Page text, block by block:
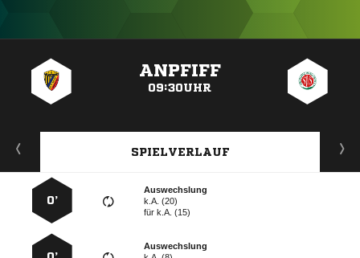
ANPFIFF
09:30UHR
SPIELVERLAUF
Auswechslung
k.A. (20)
fürk.A. (15)
0’
Auswechslung